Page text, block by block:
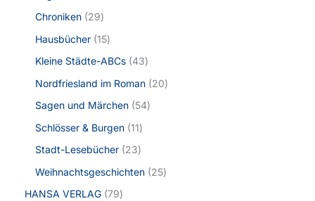
Chroniken 29
Hausbücher 15
Kleine Städte-ABCs 43
Nordfriesland im Roman 20
Sagen und Märchen 54
Schlösser & Burgen 11
Stadt-Lesebücher 23
Weihnachtsgeschichten 25
HANSA VERLAG 79